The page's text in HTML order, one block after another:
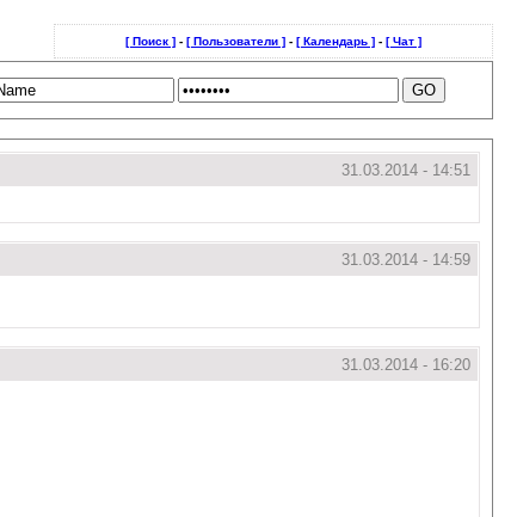
[ Поиск ] - [ Пользователи ] - [ Календарь ] - [ Чат ]
31.03.2014 - 14:51
31.03.2014 - 14:59
31.03.2014 - 16:20